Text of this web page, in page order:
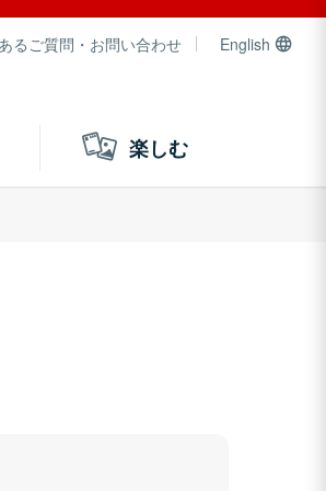
るご質問・お問い合わせ English
楽しむ